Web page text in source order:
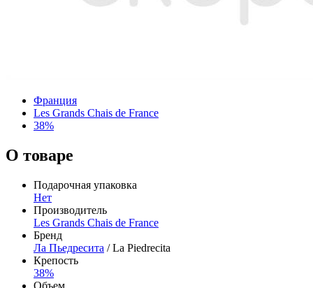
Франция
Les Grands Chais de France
38%
О товаре
Подарочная упаковка
Нет
Производитель
Les Grands Chais de France
Бренд
Ла Пьедресита / La Piedrecita
Крепость
38%
Объем